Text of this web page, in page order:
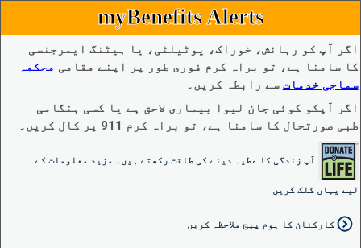
myBenefits Alerts
اگر آپ کو رہائش، خوراک، یوٹیلٹی، یا ہیٹنگ ایمرجنسی
کا سامنا ہے، تو براہ کرم فوری طور پر اپنے مقامی محکمہ
سماجی خدمات سے رابطہ کریں۔
اگر آپکو کوئی جان لیوا بیماری لاحق ہے یا کسی ہنگامی
طبی صورتحال کا سامنا ہے، تو براہ کرم 911 پر کال کریں۔
آپ زندگی کا عطیہ دینے کی طاقت رکھتے ہیں۔ مزید معلومات کے
لیے یہاں کلک کریں
کارکنان کا ہوم پیج ملاحظہ کریں